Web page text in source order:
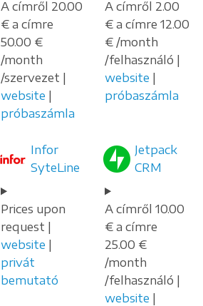
A címről 20.00
€ a címre
50.00 €
/month
/szervezet |
website |
próbaszámla
A címről 2.00
€ a címre 12.00
€ /month
/felhasználó |
website |
próbaszámla
Infor
SyteLine
Prices upon
request |
website |
privát
bemutató
Jetpack
CRM
A címről 10.00
€ a címre
25.00 €
/month
/felhasználó |
website |